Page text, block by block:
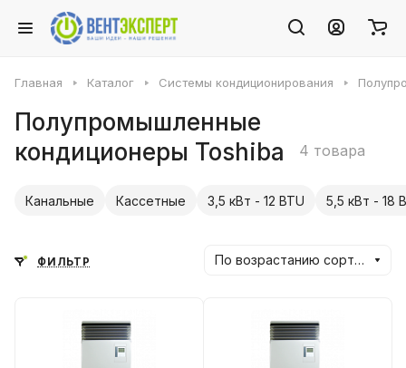
Главная Каталог Системы кондиционирования
Полупромышленные
кондиционеры Toshiba
4 товара
Канальные Кассетные 3,5 кВт - 12 BTU 5,5 кВт - 18
ФИЛЬТР По возрастанию сортировки